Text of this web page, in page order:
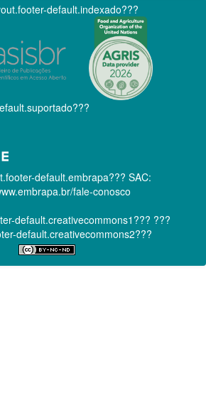
default.indexado???
default.embrapa??? SAC:
fale-conosco
default.creativecommons1??? ???
default.creativecommons2???